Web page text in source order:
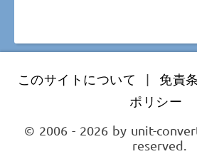
このサイトについて | 免責
ポリシー
© 2006 - 2026 by unit-
reserved.